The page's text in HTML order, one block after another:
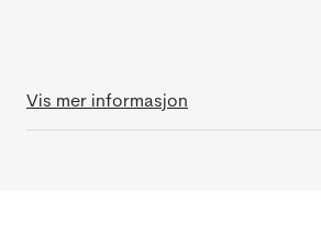
Vis mer informasjon